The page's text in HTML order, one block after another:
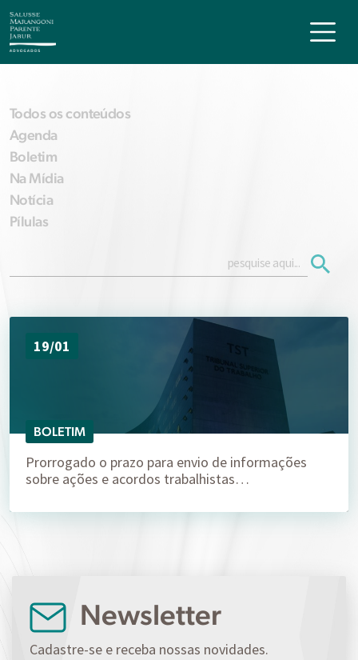
Todos os conteúdos
Agenda
Boletim
Na Mídia
Notícia
Pílulas
19/01
BOLETIM
Prorrogado o prazo para envio de informações
sobre ações e acordos trabalhistas…
Newsletter
Cadastre-se e receba nossas novidades.